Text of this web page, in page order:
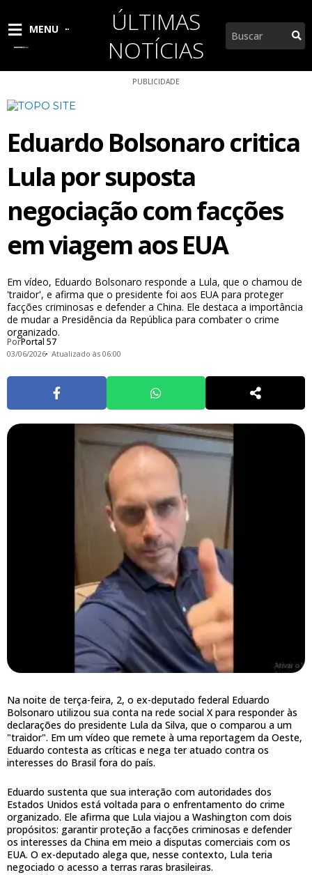
MENU
ÚLTIMAS
NOTÍCIAS
Pesquisar
PUBLICIDADE
Eduardo Bolsonaro critica
Lula por suposta
negociação com facções
em viagem aos EUA
Em vídeo, Eduardo Bolsonaro responde a Lula, que o chamou de
'traidor', e afirma que o presidente foi aos EUA para proteger
facções criminosas e defender a China. Ele destaca a importância
de mudar a Presidência da República para combater o crime
organizado.
PorPortal 57
03/06/2026 Atualizado às 06:00
Na noite de terça-feira, 2, o ex-deputado federal Eduardo
Bolsonaro utilizou sua conta na rede social X para responder às
declarações do presidente Lula da Silva, que o comparou a um
"traidor". Em um vídeo que remete à uma reportagem da Oeste,
Eduardo contesta as críticas e nega ter atuado contra os
interesses do Brasil fora do país.
Eduardo sustenta que sua interação com autoridades dos
Estados Unidos está voltada para o enfrentamento do crime
organizado. Ele afirma que Lula viajou a Washington com dois
propósitos: garantir proteção a facções criminosas e defender
os interesses da China em meio a disputas comerciais com os
EUA. O ex-deputado alega que, nesse contexto, Lula teria
negociado o acesso a terras raras brasileiras.